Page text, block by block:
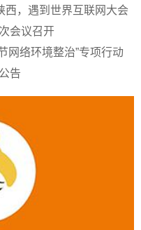
西，遇到世界互联网大会
会议召开
网络环境整治”专项行动
告